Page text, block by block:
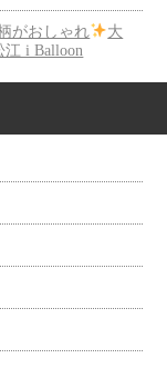
がおしゃれ
大
江 i Balloon